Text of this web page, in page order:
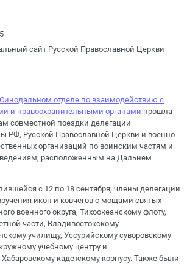
сайт Русской Православной Церкви
Синодальном отделе по взаимодействию с
и правоохранительными органами прошла
совместной поездки делегации
РФ, Русской Православной Церкви и военно-
организаций по воинским частям и
расположенным на Дальнем
с 12 по 18 сентября, члены делегации
икон и ковчегов с мощами святых
военного округа, Тихоокеанскому флоту,
части, Владивостокскому
училищу, Уссурийскому суворовскому
учебному центру и
кадетскому корпусу. Также были